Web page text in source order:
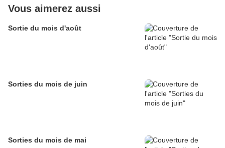
Vous aimerez aussi
Sortie du mois d'août
Sorties du mois de juin
Sorties du mois de mai